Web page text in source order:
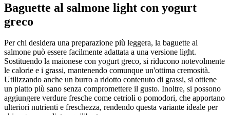
Baguette al salmone light con yogurt
greco
Per chi desidera una preparazione più leggera, la baguette al
salmone può essere facilmente adattata a una versione light.
Sostituendo la maionese con yogurt greco, si riducono notevolmente
le calorie e i grassi, mantenendo comunque un'ottima cremosità.
Utilizzando anche un burro a ridotto contenuto di grassi, si ottiene
un piatto più sano senza compromettere il gusto. Inoltre, si possono
aggiungere verdure fresche come cetrioli o pomodori, che apportano
ulteriori nutrienti e freschezza, rendendo questa variante ideale per